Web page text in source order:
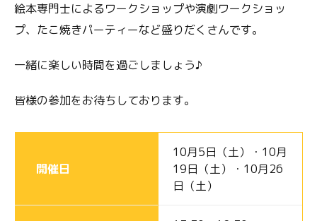
絵本専門士によるワークショップや演劇ワークショッ
プ、たこ焼きパーティーなど盛りだくさんです。
一緒に楽しい時間を過ごしましょう♪
皆様の参加をお待ちしております。
開催日
10月5日（土）・10月
19日（土）・10月26
日（土）